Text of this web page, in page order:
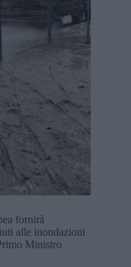
fornirà
alle inondazioni
Ministro